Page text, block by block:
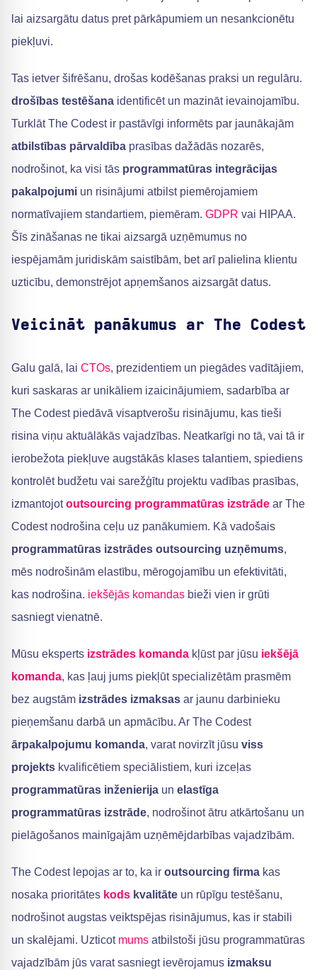
lai aizsargātu datus pret pārkāpumiem un nesankcionētu
piekļuvi.
Tas ietver šifrēšanu, drošas kodēšanas praksi un regulāru.
drošības testēšana identificēt un mazināt ievainojamību.
Turklāt The Codest ir pastāvīgi informēts par jaunākajām
atbilstības pārvaldība prasības dažādās nozarēs,
nodrošinot, ka visi tās programmatūras integrācijas
pakalpojumi un risinājumi atbilst piemērojamiem
normatīvajiem standartiem, piemēram. GDPR vai HIPAA.
Šīs zināšanas ne tikai aizsargā uzņēmumus no
iespējamām juridiskām saistībām, bet arī palielina klientu
uzticību, demonstrējot apņemšanos aizsargāt datus.
Veicināt panākumus ar The Codest
Galu galā, lai CTOs, prezidentiem un piegādes vadītājiem,
kuri saskaras ar unikāliem izaicinājumiem, sadarbība ar
The Codest piedāvā visaptverošu risinājumu, kas tieši
risina viņu aktuālākās vajadzības. Neatkarīgi no tā, vai tā ir
ierobežota piekļuve augstākās klases talantiem, spiediens
kontrolēt budžetu vai sarežģītu projektu vadības prasības,
izmantojotoutsourcing programmatūras izstrāde ar The
Codest nodrošina ceļu uz panākumiem. Kā vadošais
programmatūras izstrādes outsourcing uzņēmums,
mēs nodrošinām elastību, mērogojamību un efektivitāti,
kas nodrošina. iekšējās komandas bieži vien ir grūti
sasniegt vienatnē.
Mūsu eksperts izstrādes komanda kļūst par jūsu iekšējā
komanda, kas ļauj jums piekļūt specializētām prasmēm
bez augstām izstrādes izmaksas ar jaunu darbinieku
pieņemšanu darbā un apmācību. Ar The Codest
ārpakalpojumu komanda, varat novirzīt jūsu viss
projekts kvalificētiem speciālistiem, kuri izceļas
programmatūras inženierija un elastīga
programmatūras izstrāde, nodrošinot ātru atkārtošanu un
pielāgošanos mainīgajām uzņēmējdarbības vajadzībām.
The Codest lepojas ar to, ka ir outsourcing firma kas
nosaka prioritātes kods kvalitāte un rūpīgu testēšanu,
nodrošinot augstas veiktspējas risinājumus, kas ir stabili
un skalējami. Uzticot mums atbilstoši jūsu programmatūras
vajadzībām jūs varat sasniegt ievērojamus izmaksu